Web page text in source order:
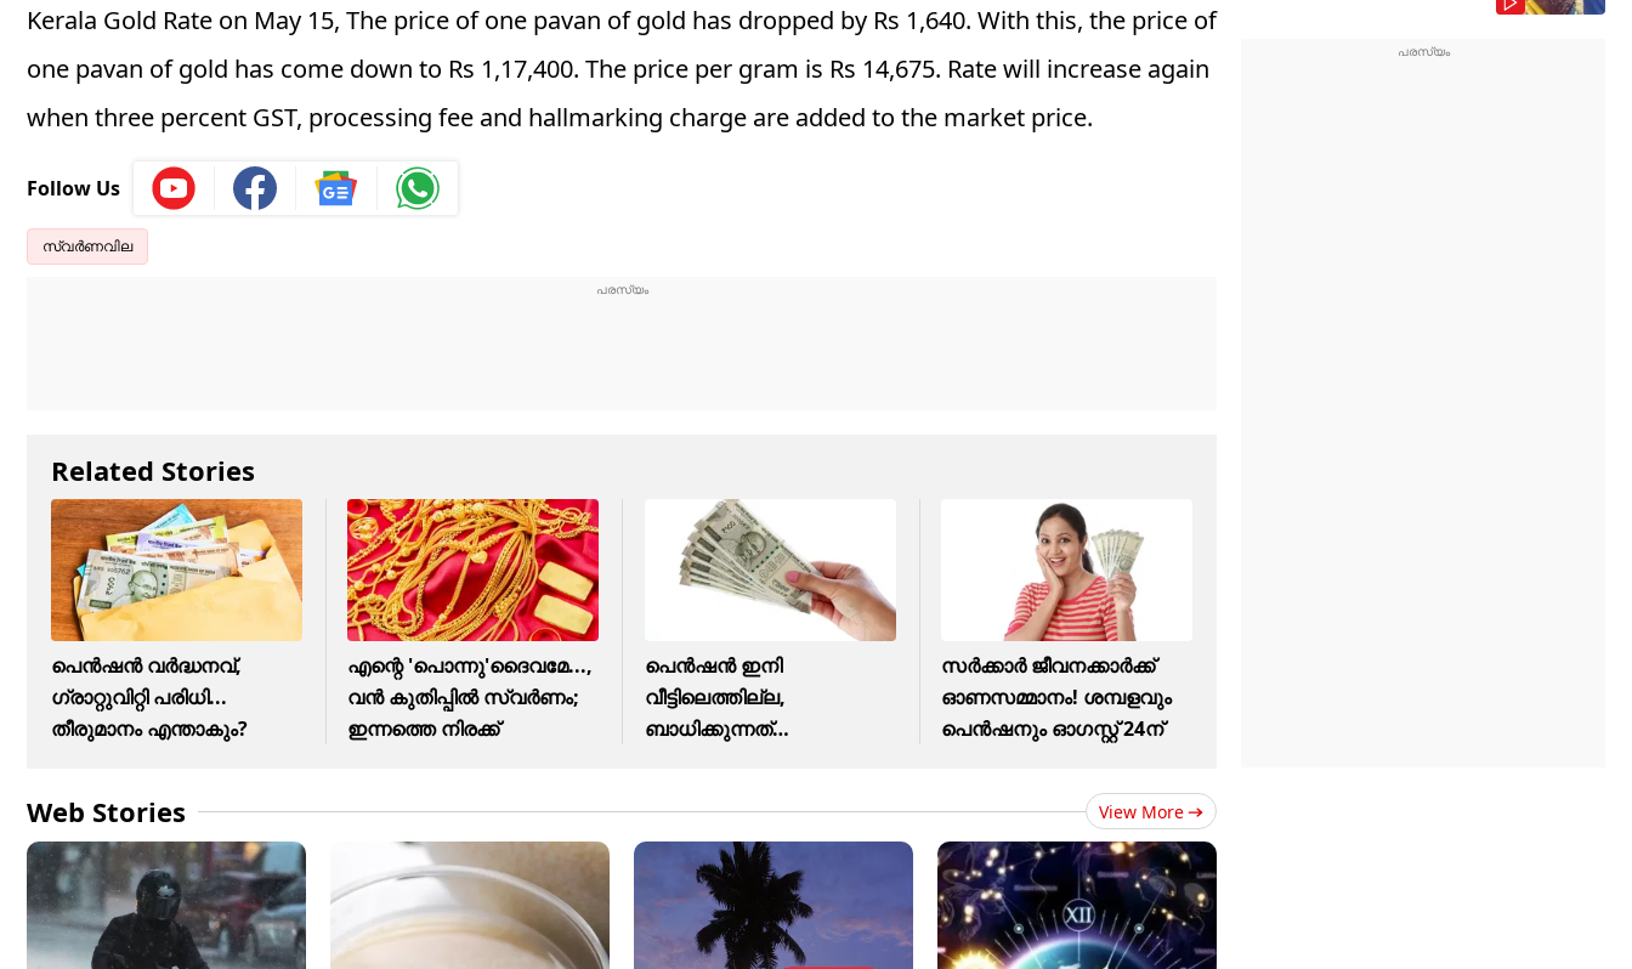
Kerala Gold Rate on May 15, The price of one pavan of gold has dropped by Rs 1,640. With this, the price of
one pavan of gold has come down to Rs 1,17,400. The price per gram is Rs 14,675. Rate will increase again
when three percent GST, processing fee and hallmarking charge are added to the market price.
Follow Us
സ്വർണവില
Related Stories
പെൻഷൻ വർദ്ധനവ്,
ഗ്രാറ്റുവിറ്റി പരിധി...
തീരുമാനം എന്താകും?
എന്റെ 'പൊന്നു'ദൈവമേ...,
വൻ കുതിപ്പിൽ സ്വർണം;
ഇന്നത്തെ നിരക്ക്
പെൻഷൻ ഇനി
വീട്ടിലെത്തില്ല,
ബാധിക്കുന്നത്
സർക്കാർ ജീവനക്കാർക്ക്
ഓണസമ്മാനം! ശമ്പളവും
പെൻഷനും ഓഗസ്റ്റ് 24ന്
Web Stories View More